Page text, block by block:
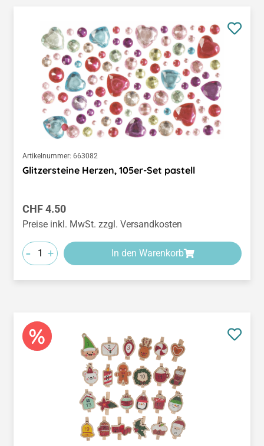
Artikelnummer: 663082
Glitzersteine Herzen, 105er-Set pastell
Regulärer Preis:
CHF 4.50
Preise inkl. MwSt. zzgl. Versandkosten
- + In den Warenkorb